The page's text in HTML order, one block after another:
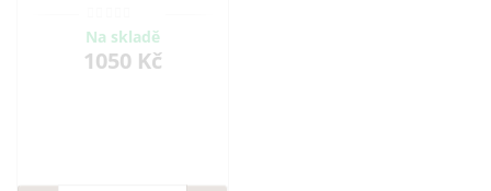
po koupeli. Vyroben z
kvalitní bavlny, která je
savá a příjemná na
Na skladě
1050 Kč